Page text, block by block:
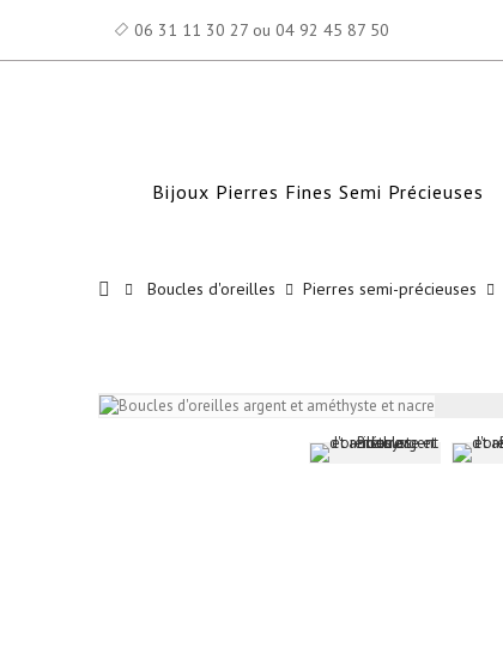
06 31 11 30 27 ou 04 92 45 87 50
Bijoux Pierres Fines Semi Précieuses
Boucles d'oreilles Pierres semi-précieuses